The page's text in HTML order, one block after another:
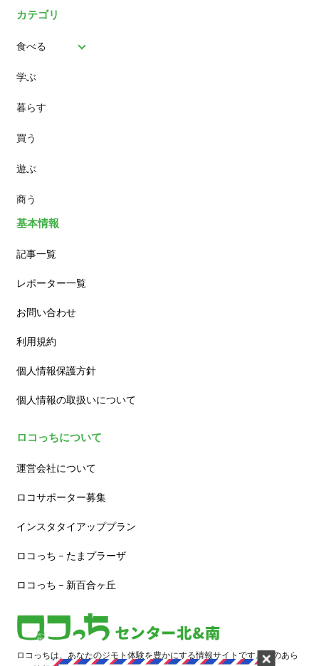
カテゴリ
食べる
パン
スイーツ
ランチ
カフェ
学ぶ
暮らす
買う
遊ぶ
商う
基本情報
記事一覧
レポーター一覧
お問い合わせ
利用規約
個人情報保護方針
個人情報の取扱いについて
ロコっちについて
運営会社について
ロコサポーター募集
インスタタイアッププラン
ロコっち – たまプラーザ
ロコっち – 新百合ヶ丘
ロコっちは、あなたのジモト体験を豊かにする情報サイトです。街のあら